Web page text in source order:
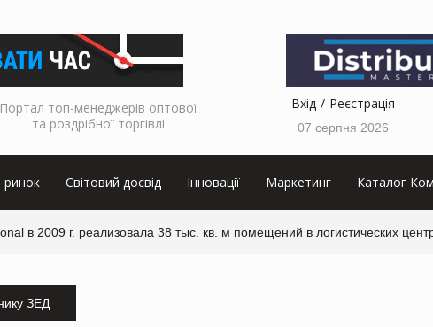
Портал топ-менеджерів оптової
та роздрібної торгівлі
Вхід Реєстрація
07 серпня 2026
ринок Світовий досвід Інновації Маркетинг Каталог
в 2009 г. реализовала 38 тыс. кв. м помещений в логистических
ЗЕД